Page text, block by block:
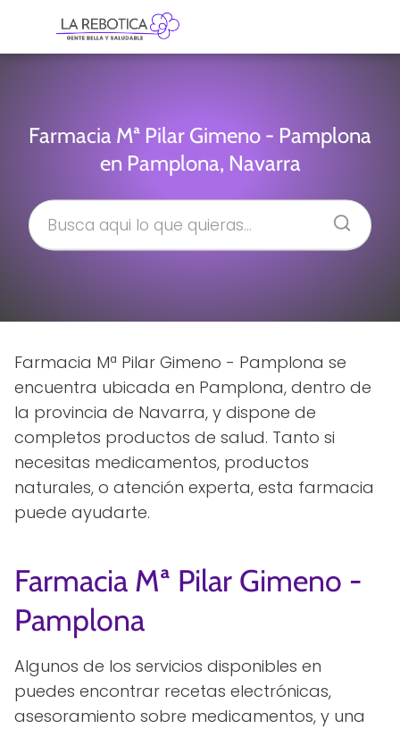
Farmacia Mª Pilar Gimeno - Pamplona
en Pamplona, Navarra
Farmacia Mª Pilar Gimeno - Pamplona se
encuentra ubicada en Pamplona, dentro de
la provincia de Navarra, y dispone de
completos productos de salud. Tanto si
necesitas medicamentos, productos
naturales, o atención experta, esta farmacia
puede ayudarte.
Farmacia Mª Pilar Gimeno -
Pamplona
Algunos de los servicios disponibles en
puedes encontrar recetas electrónicas,
asesoramiento sobre medicamentos, y una